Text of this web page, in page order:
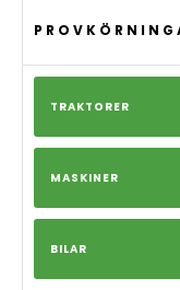
TRAKTORER
MASKINER
BILAR